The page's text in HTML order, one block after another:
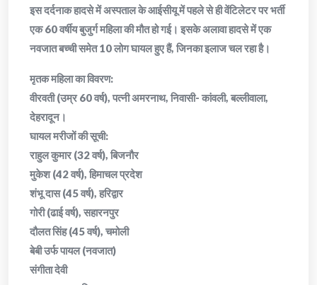
​इस दर्दनाक हादसे में अस्पताल के आईसीयू में पहले से ही वेंटिलेटर पर भर्ती
एक 60 वर्षीय बुजुर्ग महिला की मौत हो गई। इसके अलावा हादसे में एक
नवजात बच्ची समेत 10 लोग घायल हुए हैं, जिनका इलाज चल रहा है।
​मृतक महिला का विवरण:
​वीरवती (उम्र 60 वर्ष), पत्नी अमरनाथ, निवासी- कांवली, बल्लीवाला,
देहरादून।
​घायल मरीजों की सूची:
​राहुल कुमार (32 वर्ष), बिजनौर
​मुकेश (42 वर्ष), हिमाचल प्रदेश
​शंभू दास (45 वर्ष), हरिद्वार
​गोरी (ढाई वर्ष), सहारनपुर
​दौलत सिंह (45 वर्ष), चमोली
​बेबी उर्फ पायल (नवजात)
​संगीता देवी